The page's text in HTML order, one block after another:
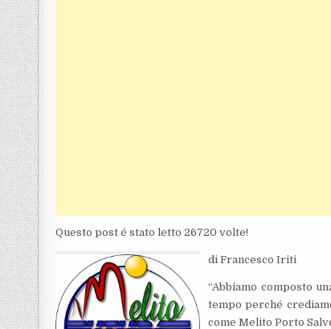
Questo post é stato letto 26720 volte!
di Francesco Iriti
“Abbiamo composto
tempo perché
come Melito Porto